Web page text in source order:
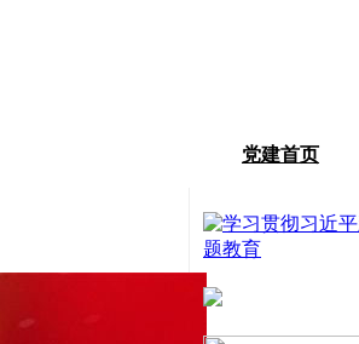
党建首页